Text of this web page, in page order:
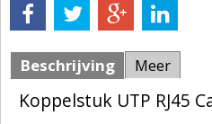
Beschrijving Meer
Koppelstuk UTP RJ45